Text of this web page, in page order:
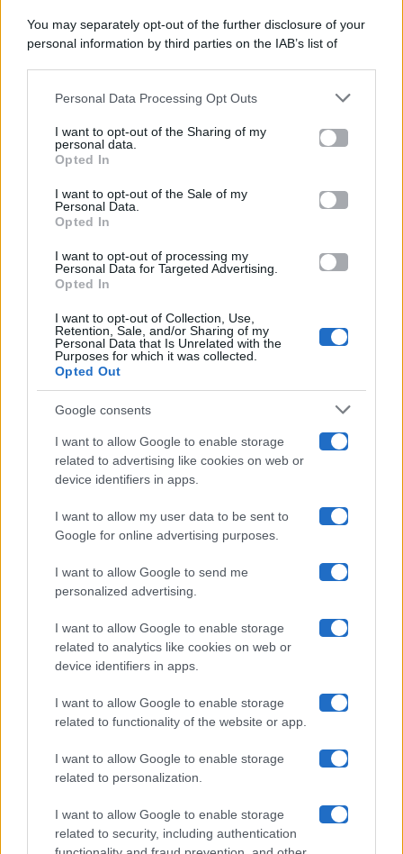
You may separately opt-out of the further disclosure of your
personal information by third parties on the IAB’s list of
This information may also be disclosed by us to third parties
disclose it to other third parties.
Please note that this website/app uses one or more Google
services and may gather and store information including but
not limited to your visit or usage behaviour. You may click to
grant or deny consent to Google and its third-party tags to
consent section.
Personal Data Processing Opt Outs
I want to opt-out of the Sharing of my
personal data.
Opted In
I want to opt-out of the Sale of my
Personal Data.
Opted In
I want to opt-out of processing my
Personal Data for Targeted Advertising.
Opted In
I want to opt-out of Collection, Use,
Retention, Sale, and/or Sharing of my
Personal Data that Is Unrelated with the
Purposes for which it was collected.
Opted Out
Google consents
I want to allow Google to enable storage
related to advertising like cookies on web or
device identifiers in apps.
I want to allow my user data to be sent to
Google for online advertising purposes.
I want to allow Google to send me
personalized advertising.
I want to allow Google to enable storage
related to analytics like cookies on web or
device identifiers in apps.
I want to allow Google to enable storage
related to functionality of the website or app.
I want to allow Google to enable storage
related to personalization.
I want to allow Google to enable storage
related to security, including authentication
Categorie
Gossip
Televisione
Programmi TV
Amici
Ballando Con Le Stelle
Grande Fratello
Isola Dei Famosi
Uomini E Donne
Maste S.r.l.
Chi siamo
Collabora con noi
Contatti
Privacy Policy
Cookie Policy